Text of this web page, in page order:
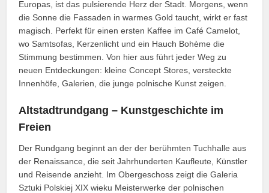
Europas, ist das pulsierende Herz der Stadt. Morgens, wenn
die Sonne die Fassaden in warmes Gold taucht, wirkt er fast
magisch. Perfekt für einen ersten Kaffee im Café Camelot,
wo Samtsofas, Kerzenlicht und ein Hauch Bohème die
Stimmung bestimmen. Von hier aus führt jeder Weg zu
neuen Entdeckungen: kleine Concept Stores, versteckte
Innenhöfe, Galerien, die junge polnische Kunst zeigen.
Altstadtrundgang – Kunstgeschichte im
Freien
Der Rundgang beginnt an der der berühmten Tuchhalle aus
der Renaissance, die seit Jahrhunderten Kaufleute, Künstler
und Reisende anzieht. Im Obergeschoss zeigt die Galeria
Sztuki Polskiej XIX wieku Meisterwerke der polnischen